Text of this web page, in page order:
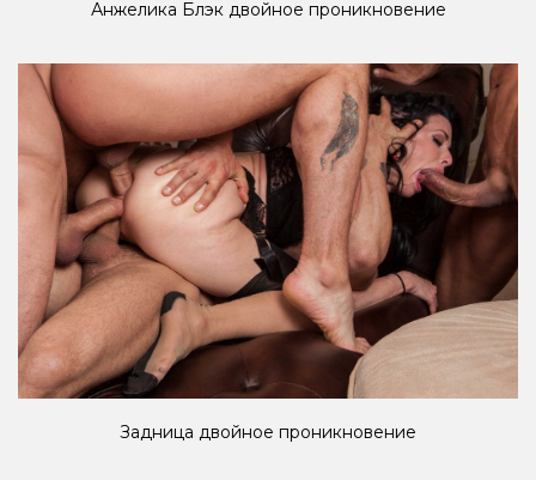
Анжелика Блэк двойное проникновение
Задница двойное проникновение